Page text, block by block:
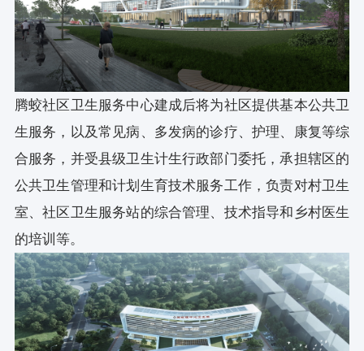
腾蛟社区卫生服务中心建成后将为社区提供基本公共卫
生服务，以及常见病、多发病的诊疗、护理、康复等综
合服务，并受县级卫生计生行政部门委托，承担辖区的
公共卫生管理和计划生育技术服务工作，负责对村卫生
室、社区卫生服务站的综合管理、技术指导和乡村医生
的培训等。